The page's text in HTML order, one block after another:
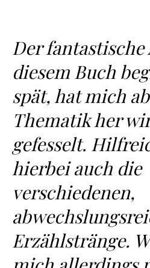
Der
diesem Buch
spät, hat mich
Thematik her
gefesselt.
hierbei auch die
verschiedenen,
Erzählstränge.